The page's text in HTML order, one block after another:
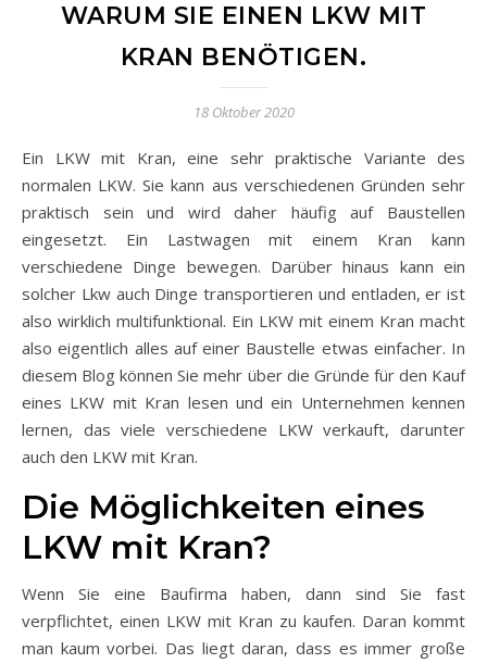
WARUM SIE EINEN LKW MIT
KRAN BENÖTIGEN.
18 Oktober 2020
Ein LKW mit Kran, eine sehr praktische Variante des
normalen LKW. Sie kann aus verschiedenen Gründen sehr
praktisch sein und wird daher häufig auf Baustellen
eingesetzt. Ein Lastwagen mit einem Kran kann
verschiedene Dinge bewegen. Darüber hinaus kann ein
solcher Lkw auch Dinge transportieren und entladen, er ist
also wirklich multifunktional. Ein LKW mit einem Kran macht
also eigentlich alles auf einer Baustelle etwas einfacher. In
diesem Blog können Sie mehr über die Gründe für den Kauf
eines LKW mit Kran lesen und ein Unternehmen kennen
lernen, das viele verschiedene LKW verkauft, darunter
auch den LKW mit Kran.
Die Möglichkeiten eines
LKW mit Kran?
Wenn Sie eine Baufirma haben, dann sind Sie fast
verpflichtet, einen LKW mit Kran zu kaufen. Daran kommt
man kaum vorbei. Das liegt daran, dass es immer große